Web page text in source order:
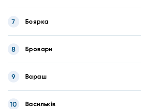
Боярка
7
Бровари
8
Вараш
9
Васильків
10